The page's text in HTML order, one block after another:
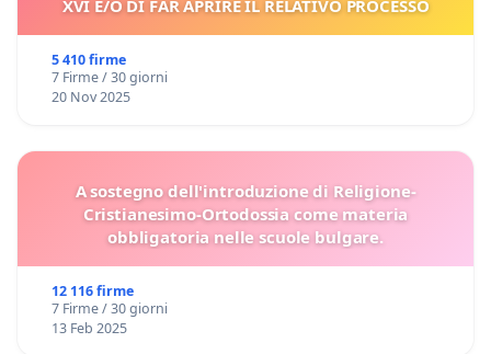
XVI E/O DI FAR APRIRE IL RELATIVO PROCESSO
5 410 firme
7 Firme / 30 giorni
20 Nov 2025
A sostegno dell'introduzione di Religione-
Cristianesimo-Ortodossia come materia
obbligatoria nelle scuole bulgare.
12 116 firme
7 Firme / 30 giorni
13 Feb 2025